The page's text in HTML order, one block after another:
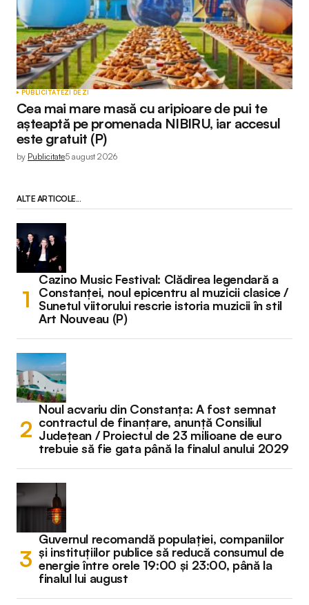
PUBLICITATEZI DE ZI
Cea mai mare masă cu aripioare de pui te
așteaptă pe promenada NIBIRU, iar accesul
este gratuit (P)
by Publicitate5 august 2026
ALTE ARTICOLE...
Cazino Music Festival: Clădirea legendară a
Constanței, noul epicentru al muzicii clasice /
Sunetul viitorului rescrie istoria muzicii în stil
Art Nouveau (P)
Noul acvariu din Constanța: A fost semnat
contractul de finanțare, anunță Consiliul
Județean / Proiectul de 23 milioane de euro
trebuie să fie gata până la finalul anului 2029
Guvernul recomandă populației, companiilor
și instituțiilor publice să reducă consumul de
energie între orele 19:00 și 23:00, până la
finalul lui august